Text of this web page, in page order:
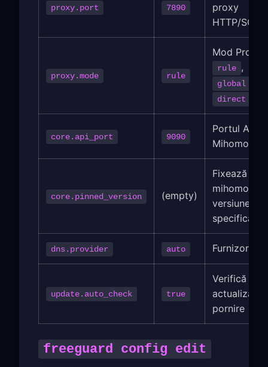
proxy.port 7890
proxy
HTTP/
proxy.mode rule
Mod Proxy:
rule ,
global
direct
core.api_port 9090
Portul API
Mihomo
core.pinned_version (empty)
Fixează
mihomo la o
versiune
specifică
dns.provider auto Furnizor
update.auto_check true
Verifică
pornire
freeguard config edit